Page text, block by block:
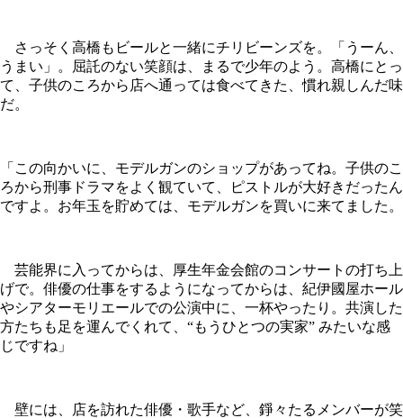
さっそく高橋もビールと一緒にチリビーンズを。「うーん、
うまい」。屈託のない笑顔は、まるで少年のよう。高橋にとっ
て、子供のころから店へ通っては食べてきた、慣れ親しんだ味
だ。
「この向かいに、モデルガンのショップがあってね。子供のこ
ろから刑事ドラマをよく観ていて、ピストルが大好きだったん
ですよ。お年玉を貯めては、モデルガンを買いに来てました。
芸能界に入ってからは、厚生年金会館のコンサートの打ち上
げで。俳優の仕事をするようになってからは、紀伊國屋ホール
やシアターモリエールでの公演中に、一杯やったり。共演した
方たちも足を運んでくれて、“もうひとつの実家” みたいな感
じですね」
壁には、店を訪れた俳優・歌手など、錚々たるメンバーが笑